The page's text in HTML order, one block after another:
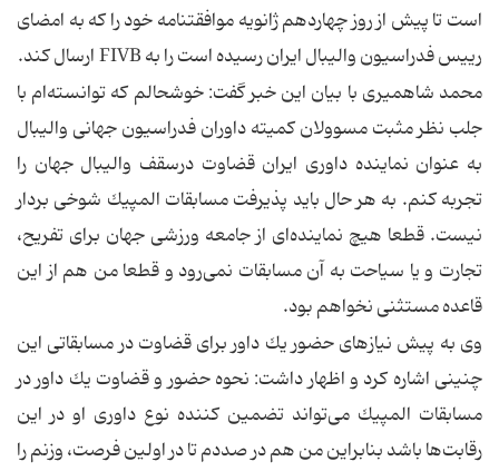
است تا پیش از روز چهاردهم ژانویه موافقتنامه خود را كه به امضای
رییس فدراسیون والیبال ایران رسیده است را به FIVB ارسال كند.
محمد شاهمیری با بیان این خبر گفت: خوشحالم كه توانسته‌ام با
جلب نظر مثبت مسوولان كمیته داوران فدراسیون جهانی والیبال
به عنوان نماینده داوری ایران قضاوت درسقف والیبال جهان را
تجربه كنم. به هر حال باید پذیرفت مسابقات المپیك شوخی بردار
نیست. قطعا هیچ نماینده‌ای از جامعه ورزشی جهان برای تفریح،
تجارت و یا سیاحت به آن مسابقات نمی‌رود و قطعا من هم از این
قاعده مستثنی نخواهم بود.
وی به پیش نیازهای حضور یك داور برای قضاوت در مسابقاتی این
چنینی اشاره كرد و اظهار داشت: نحوه حضور و قضاوت یك داور در
مسابقات المپیك می‌تواند تضمین كننده نوع داوری او در این
رقابت‌ها باشد بنابراین من هم در صددم تا در اولین فرصت، وزنم را